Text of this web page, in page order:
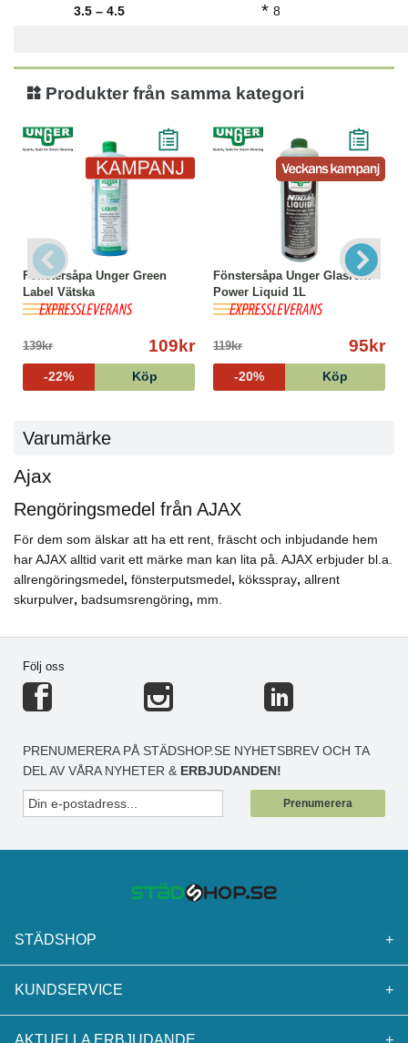
3.5 – 4.5 * 8
Produkter från samma kategori
Fönstersåpa Unger Green
Label Vätska
139kr 109kr
-22% Köp
Fönstersåpa Unger Glasrent
Power Liquid 1L
119kr 95kr
-20% Köp
Varumärke
Ajax
Rengöringsmedel från AJAX
För dem som älskar att ha ett rent, fräscht och inbjudande hem
har AJAX alltid varit ett märke man kan lita på. AJAX erbjuder bl.a.
allrengöringsmedel, fönsterputsmedel, köksspray, allrent
skurpulver, badsumsrengöring, mm.
Följ oss
PRENUMERERA PÅ STÄDSHOP.SE NYHETSBREV OCH TA
DEL AV VÅRA NYHETER & ERBJUDANDEN!
Prenumerera
STÄDSHOP +
KUNDSERVICE +
AKTUELLA ERBJUDANDE +